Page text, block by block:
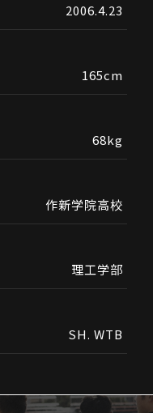
2006.4.23
165cm
68kg
作新学院高校
理工学部
SH. WTB